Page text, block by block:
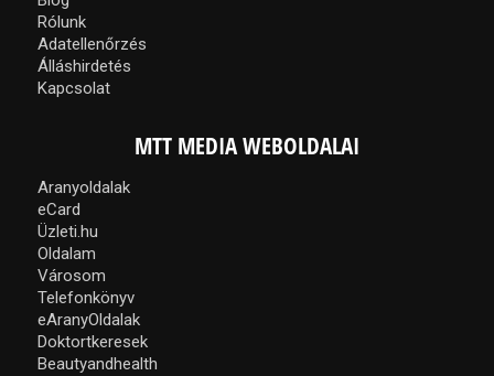
Rólunk
Adatellenőrzés
Álláshirdetés
Kapcsolat
MTT MEDIA WEBOLDALAI
Aranyoldalak
eCard
Üzleti.hu
Oldalam
Városom
Telefonkönyv
eAranyOldalak
Doktortkeresek
Beautyandhealth